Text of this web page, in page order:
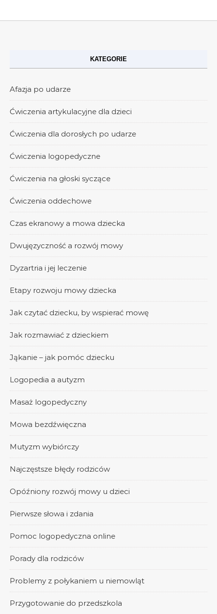
KATEGORIE
Afazja po udarze
Ćwiczenia artykulacyjne dla dzieci
Ćwiczenia dla dorosłych po udarze
Ćwiczenia logopedyczne
Ćwiczenia na głoski syczące
Ćwiczenia oddechowe
Czas ekranowy a mowa dziecka
Dwujęzyczność a rozwój mowy
Dyzartria i jej leczenie
Etapy rozwoju mowy dziecka
Jak czytać dziecku, by wspierać mowę
Jak rozmawiać z dzieckiem
Jąkanie – jak pomóc dziecku
Logopedia a autyzm
Masaż logopedyczny
Mowa bezdźwięczna
Mutyzm wybiórczy
Najczęstsze błędy rodziców
Opóźniony rozwój mowy u dzieci
Pierwsze słowa i zdania
Pomoc logopedyczna online
Porady dla rodziców
Problemy z połykaniem u niemowląt
Przygotowanie do przedszkola